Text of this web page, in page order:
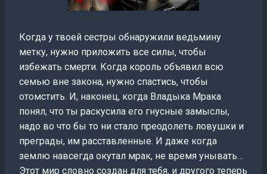
Когда у твоей сестры обнаружили ведьмину
метку, нужно приложить все силы, чтобы
избежать смерти. Когда король объявил всю
семью вне закона, нужно спастись, чтобы
отомстить. И, наконец, когда Владыка Мрака
понял, что ты раскусила его гнусные замыслы,
надо во что бы то ни стало преодолеть ловушки и
преграды, им расставленные. И даже когда
землю навсегда окутал мрак, не время унывать…
Этот мир словно создан для тебя, и другого теперь